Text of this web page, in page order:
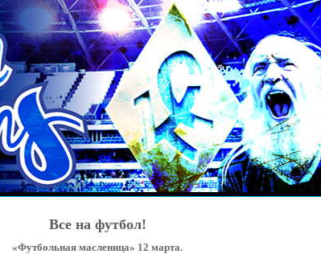
Все на футбол!
«Футбольная масленица» 12 марта.